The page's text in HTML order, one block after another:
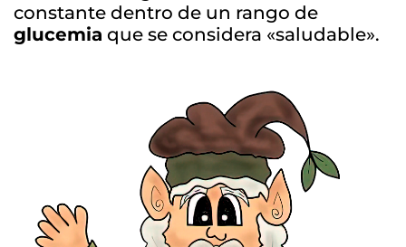
constante dentro de un rango de
glucemia que se considera «saludable».